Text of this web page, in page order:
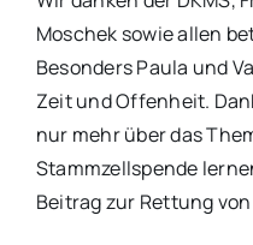
Moschek sowie allen
Besonders Paula und
Zeit und Offenheit.
nur mehr über das
Stammzellspende
Beitrag zur Rettung